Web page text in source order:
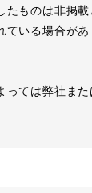
ものは非掲
いる場合が
ては弊社ま